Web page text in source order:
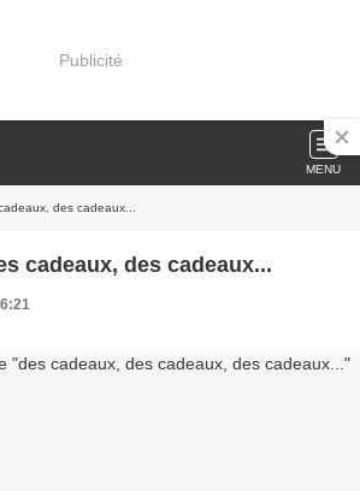
Publicité
MENU
des cadeaux...
cadeaux, des cadeaux...